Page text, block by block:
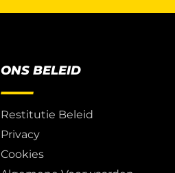
ONS BELEID
Restitutie Beleid
Privacy
Cookies